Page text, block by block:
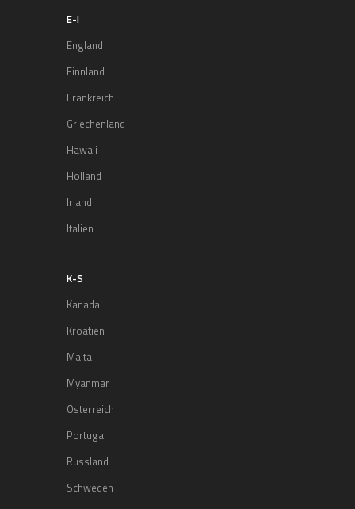
E-I
England
Finnland
Frankreich
Griechenland
Hawaii
Holland
Irland
Italien
K-S
Kanada
Kroatien
Malta
Myanmar
Österreich
Portugal
Russland
Schweden